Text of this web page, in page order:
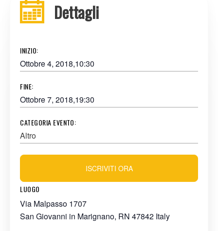
Dettagli
INIZIO:
Ottobre 4, 2018,10:30
FINE:
Ottobre 7, 2018,19:30
CATEGORIA EVENTO:
Altro
LUOGO
Via Malpasso 1707
San Giovanni in Marignano, RN 47842 Italy
ISCRIVITI ORA